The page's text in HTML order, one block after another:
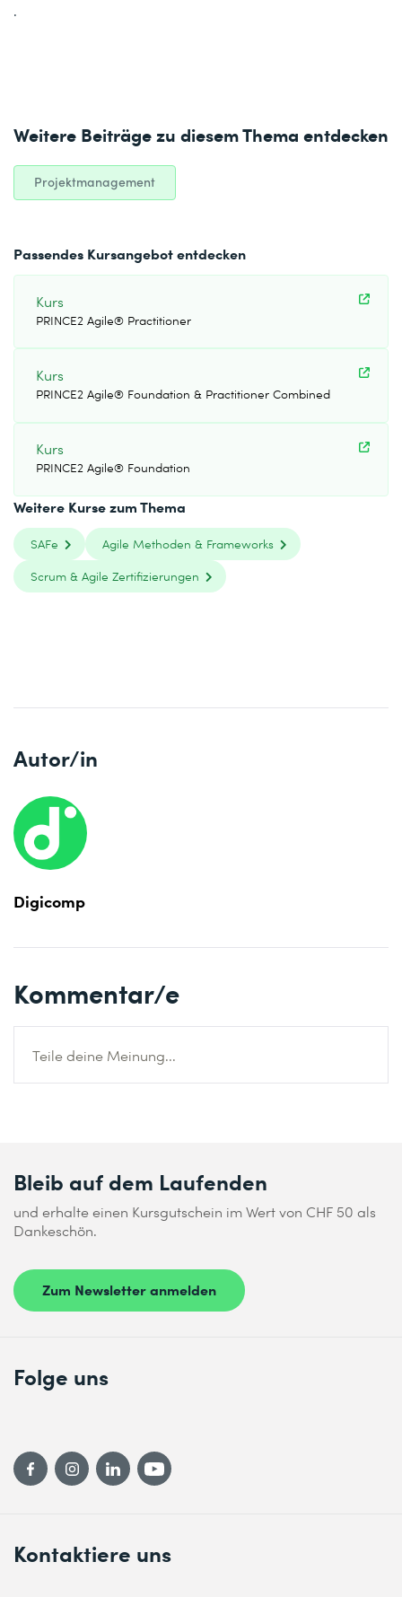
.
Weitere Beiträge zu diesem Thema entdecken
Projektmanagement
Passendes Kursangebot entdecken
Kurs
PRINCE2 Agile® Practitioner
Kurs
PRINCE2 Agile® Foundation & Practitioner Combined
Kurs
PRINCE2 Agile® Foundation
Weitere Kurse zum Thema
SAFe
Agile Methoden & Frameworks
Scrum & Agile Zertifizierungen
Autor/in
Digicomp
Kommentar/e
Teile deine Meinung...
Bleib auf dem Laufenden
und erhalte einen Kursgutschein im Wert von CHF 50 als
Dankeschön.
Zum Newsletter anmelden
Kontaktiere uns
Folge uns